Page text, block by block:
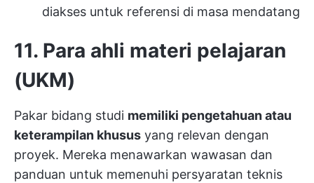
diakses untuk referensi di masa mendatang
11. Para ahli materi pelajaran
(UKM)
Pakar bidang studi memiliki pengetahuan atau
keterampilan khusus yang relevan dengan
proyek. Mereka menawarkan wawasan dan
panduan untuk memenuhi persyaratan teknis